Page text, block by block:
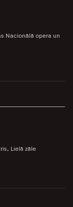
Nacionālā opera un
Lielā zāle